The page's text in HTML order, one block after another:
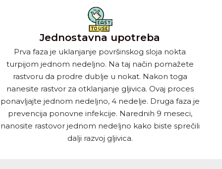
Jednostavna upotreba
Prva faza je uklanjanje površinskog sloja nokta
turpijom jednom nedeljno. Na taj način pomažete
rastvoru da prodre dublje u nokat. Nakon toga
nanesite rastvor za otklanjanje gljivica. Ovaj proces
ponavljajte jednom nedeljno, 4 nedelje. Druga faza je
prevencija ponovne infekcije. Narednih 9 meseci,
nanosite rastovor jednom nedeljno kako biste sprečili
dalji razvoj gljivica.